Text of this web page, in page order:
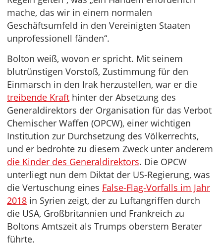
mache, das wir in einem normalen
Geschäftsumfeld in den Vereinigten Staaten
unprofessionell fänden“.
Bolton weiß, wovon er spricht. Mit seinem
blutrünstigen Vorstoß, Zustimmung für den
Einmarsch in den Irak herzustellen, war er die
treibende Kraft hinter der Absetzung des
Generaldirektors der Organisation für das Verbot
Chemischer Waffen (OPCW), einer wichtigen
Institution zur Durchsetzung des Völkerrechts,
und er bedrohte zu diesem Zweck unter anderem
die Kinder des Generaldirektors. Die OPCW
unterliegt nun dem Diktat der US-Regierung, was
die Vertuschung eines False-Flag-Vorfalls im Jahr
2018 in Syrien zeigt, der zu Luftangriffen durch
die USA, Großbritannien und Frankreich zu
Boltons Amtszeit als Trumps oberstem Berater
führte.